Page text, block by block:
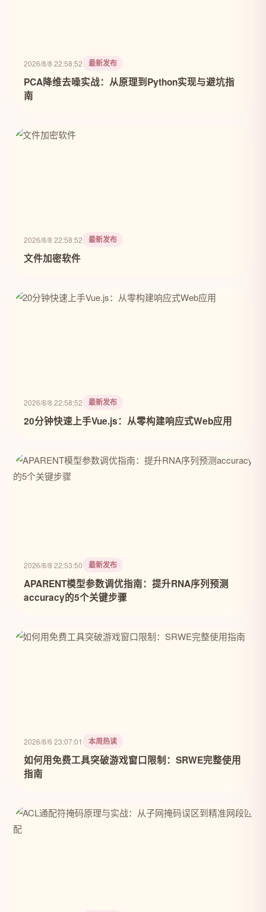
2026/8/8 22:58:52 最新发布
PCA降维去噪实战：从原理到Python实现与避坑指
南
2026/8/8 22:58:52 最新发布
文件加密软件
2026/8/8 22:58:52 最新发布
20分钟快速上手Vue.js：从零构建响应式Web应用
2026/8/8 22:53:50 最新发布
APARENT模型参数调优指南：提升RNA序列预测
accuracy的5个关键步骤
2026/8/6 23:07:01 本周热读
如何用免费工具突破游戏窗口限制：SRWE完整使用
指南